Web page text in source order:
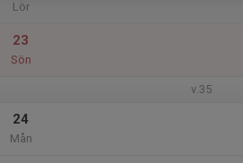
Lör
23
Sön
v.35
24
Mån